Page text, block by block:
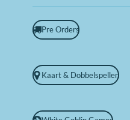
Pre Orders
Kaart & Dobbelspellen